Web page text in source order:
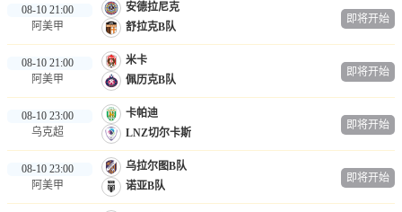
08-10 21:00
阿美甲
安德拉尼克
舒拉克B队
即将开始
08-10 21:00
阿美甲
米卡
佩历克B队
即将开始
08-10 23:00
乌克超
卡帕迪
LNZ切尔卡斯
即将开始
08-10 23:00
阿美甲
乌拉尔图B队
诺亚B队
即将开始